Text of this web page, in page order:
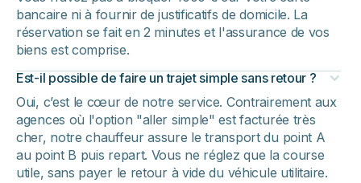
bancaire ni à fournir de justificatifs de domicile. La
réservation se fait en 2 minutes et l'assurance de vos
biens est comprise.
Est-il possible de faire un trajet simple sans retour ?
Oui, c’est le cœur de notre service. Contrairement aux
agences où l'option "aller simple" est facturée très
cher, notre chauffeur assure le transport du point A
au point B puis repart. Vous ne réglez que la course
utile, sans payer le retour à vide du véhicule utilitaire.